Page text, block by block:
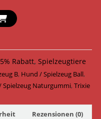
5% Rabatt, Spielzeugtiere
B, Hund / Spielzeug Ball,
Spielzeug Naturgummi,Trixie
Rezensionen (0)